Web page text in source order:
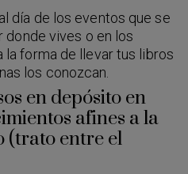
día de los eventos que se
donde vives o en los
la forma de llevar tus libros
los conozcan.
en depósito en
afines a la
(trato entre el